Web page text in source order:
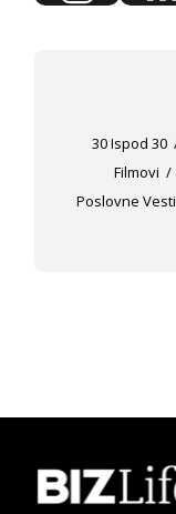
30 Ispod 30
Filmovi
Poslovne Vesti